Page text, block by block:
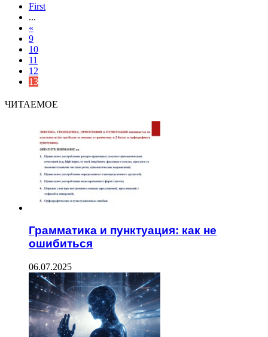
First
...
«
9
10
11
12
13
ЧИТАЕМОЕ
Грамматика и пунктуация: как не
ошибиться
06.07.2025